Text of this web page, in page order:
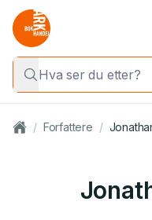
/ Forfattere /